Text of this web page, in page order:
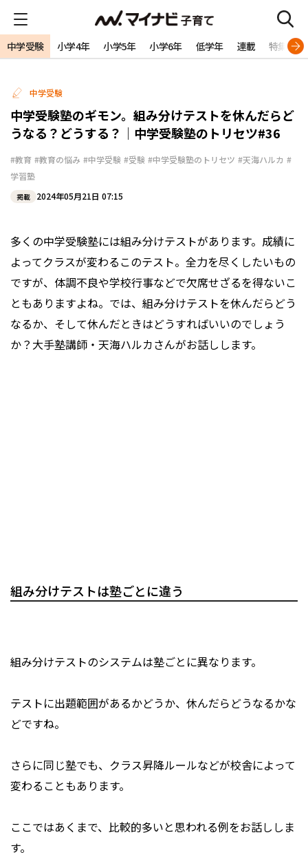
中学受験 小学4年 小学5年 小学6年 低学年 連載 特集
中学受験
中学受験塾のギモン。組み分けテストを休んだらど
うなる？どうする？│中学受験塾のトリセツ#36
#教育 #教育の悩み #中学受験 #受験 #中学受験塾のトリセツ #天海ハルカ #
学習塾
掲載 2024年05月21日 07:15
多くの中学受験塾には組み分けテストがあります。成績に
よってクラスが変わるこのテスト。全力を尽くしたいもの
ですが、体調不良や学校行事などで欠席せざるを得ないこ
ともありますよね。では、組み分けテストを休んだらどう
なるか、そして休んだときはどうすればいいのでしょう
か？大手塾講師・天海ハルカさんがお話しします。
組み分けテストは塾ごとに違う
組み分けテストのシステムは塾ごとに異なります。
テストに出題範囲があるかどうか、休んだらどうなるかな
どですね。
さらに同じ塾でも、クラス昇降ルールなどが校舎によって
変わることもあります。
ここではあくまで、比較的多いと思われる例をお話ししま
す。